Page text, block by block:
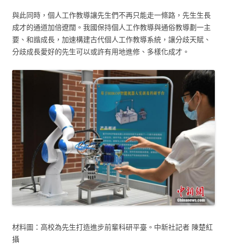
與此同時，個人工作教導讓先生們不再只能走一條路，先生生長
成才的通道加倍遼闊。我國保持個人工作教導與通俗教導劃一主
要、和諧成長，加速構建古代個人工作教導系統，讓分歧天賦、
分歧成長愛好的先生可以或許有用地進修、多樣化成才。
材料圖：高校為先生打造進步前輩科研平臺。中新社記者 陳楚紅
攝